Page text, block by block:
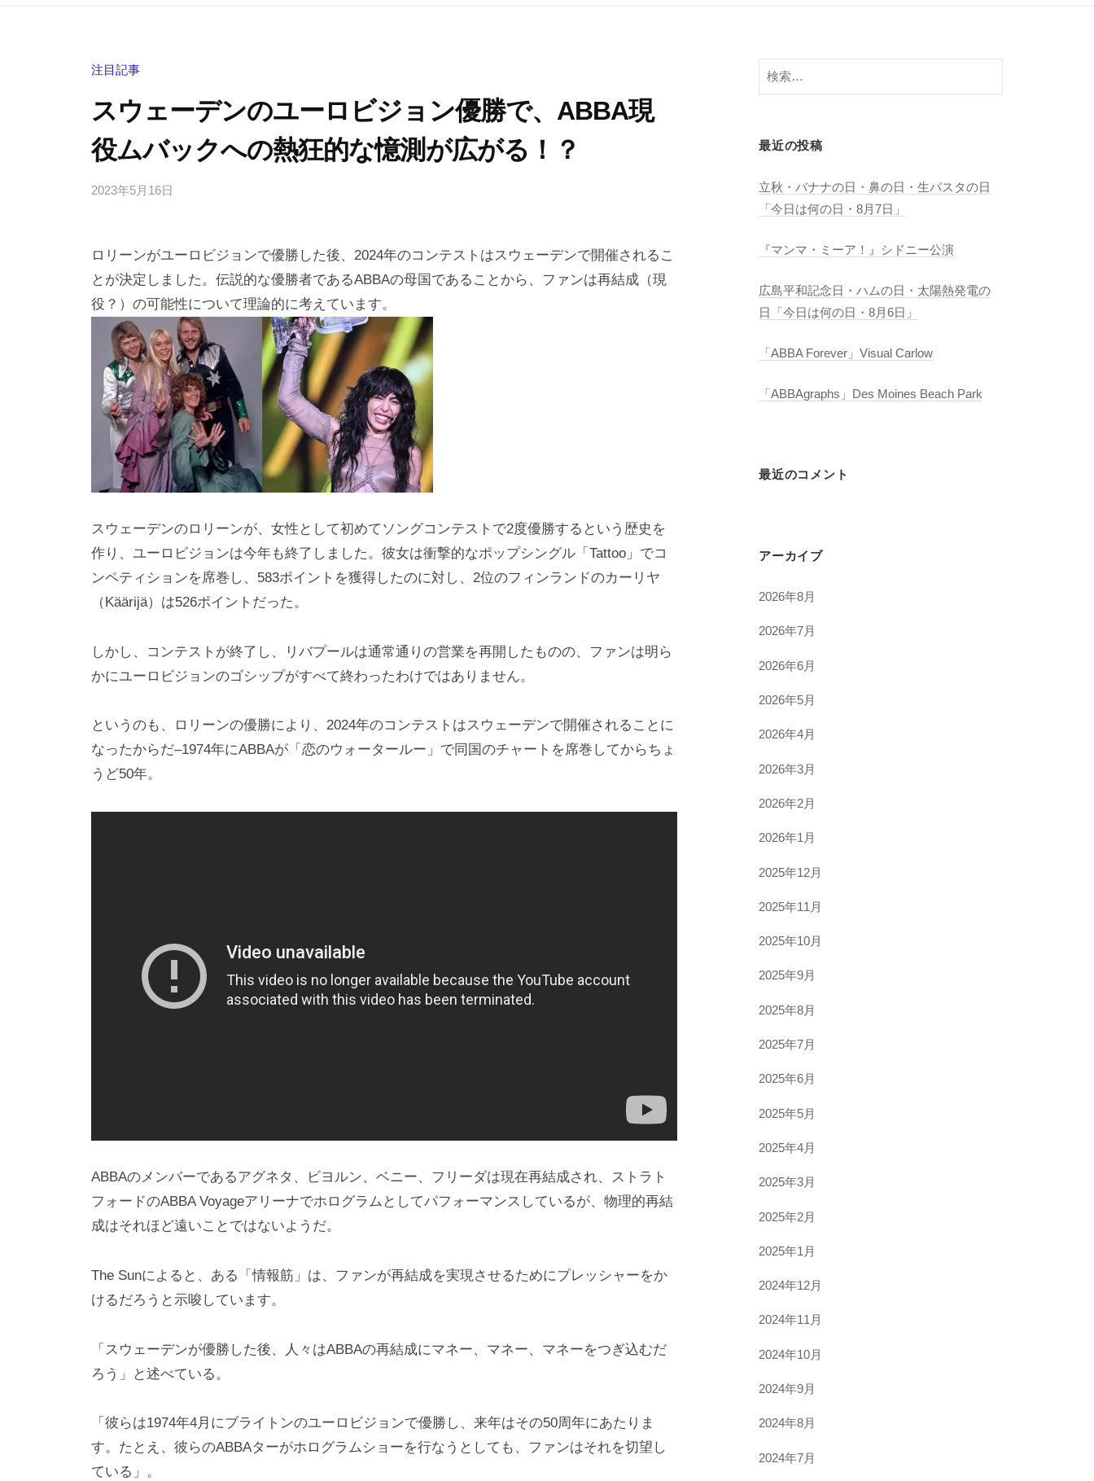
注目記事
スウェーデンのユーロビジョン優勝で、ABBA現
役ムバックへの熱狂的な憶測が広がる！？
2023年5月16日
i
g
a
s
h
i
y
a
m
a
の
コ
メ
ン
ト
ロリーンがユーロビジョンで優勝した後、2024年のコンテストはスウェーデンで開催されるこ
とが決定しました。伝説的な優勝者であるABBAの母国であることから、ファンは再結成（現
役？）の可能性について理論的に考えています。
スウェーデンのロリーンが、女性として初めてソングコンテストで2度優勝するという歴史を
作り、ユーロビジョンは今年も終了しました。彼女は衝撃的なポップシングル「Tattoo」でコ
ンペティションを席巻し、583ポイントを獲得したのに対し、2位のフィンランドのカーリヤ
（Käärijä）は526ポイントだった。
しかし、コンテストが終了し、リバプールは通常通りの営業を再開したものの、ファンは明ら
かにユーロビジョンのゴシップがすべて終わったわけではありません。
というのも、ロリーンの優勝により、2024年のコンテストはスウェーデンで開催されることに
なったからだ–1974年にABBAが「恋のウォータールー」で同国のチャートを席巻してからちょ
うど50年。
ABBAのメンバーであるアグネタ、ビヨルン、ベニー、フリーダは現在再結成され、ストラト
フォードのABBA Voyageアリーナでホログラムとしてパフォーマンスしているが、物理的再結
成はそれほど遠いことではないようだ。
The Sunによると、ある「情報筋」は、ファンが再結成を実現させるためにプレッシャーをか
けるだろうと示唆しています。
「スウェーデンが優勝した後、人々はABBAの再結成にマネー、マネー、マネーをつぎ込むだ
ろう」と述べている。
「彼らは1974年4月にブライトンのユーロビジョンで優勝し、来年はその50周年にあたりま
す。たとえ、彼らのABBAターがホログラムショーを行なうとしても、ファンはそれを切望し
ている」。
検
索:
最近の投稿
立秋・バナナの日・鼻の日・生パスタの日
「今日は何の日・8月7日」
『マンマ・ミーア！』シドニー公演
広島平和記念日・ハムの日・太陽熱発電の
日「今日は何の日・8月6日」
「ABBA Forever」Visual Carlow
「ABBAgraphs」Des Moines Beach Park
最近のコメント
アーカイブ
2026年8月
2026年7月
2026年6月
2026年5月
2026年4月
2026年3月
2026年2月
2026年1月
2025年12月
2025年11月
2025年10月
2025年9月
2025年8月
2025年7月
2025年6月
2025年5月
2025年4月
2025年3月
2025年2月
2025年1月
2024年12月
2024年11月
2024年10月
2024年9月
2024年8月
2024年7月